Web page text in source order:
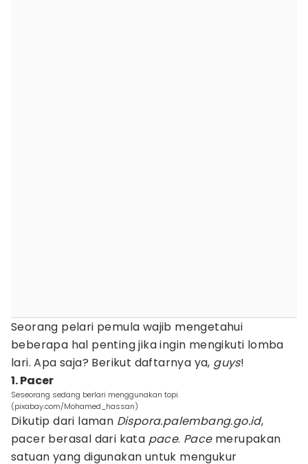
Seorang pelari pemula wajib mengetahui
beberapa hal penting jika ingin mengikuti lomba
lari. Apa saja? Berikut daftarnya ya, guys!
1. Pacer
Seseorang sedang berlari menggunakan topi.
(pixabay.com/Mohamed_hassan)
Dikutip dari laman Dispora.palembang.go.id,
pacer berasal dari kata pace. Pacemerupakan
satuan yang digunakan untuk mengukur